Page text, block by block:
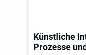
Künstliche
Prozesse